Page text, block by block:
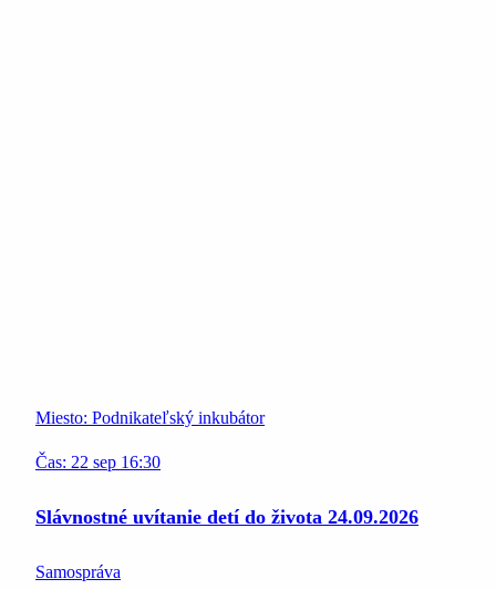
Miesto: Podnikateľský inkubátor
Čas: 22 sep 16:30
Slávnostné uvítanie detí do života 24.09.2026
Samospráva